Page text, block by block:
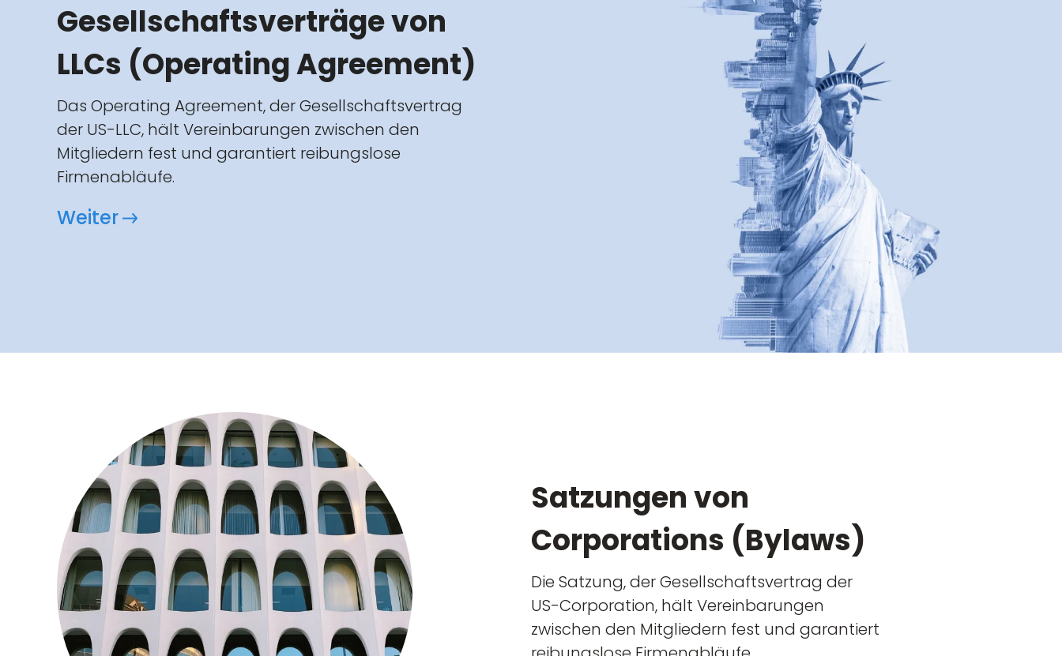
Gesellschaftsverträge von
LLCs (Operating Agreement)
Das Operating Agreement, der Gesellschaftsvertrag
der US-LLC, hält Vereinbarungen zwischen den
Mitgliedern fest und garantiert reibungslose
Firmenabläufe.
Weiter
Satzungen von
Corporations (Bylaws)
Die Satzung, der Gesellschaftsvertrag der
US-Corporation, hält Vereinbarungen
zwischen den Mitgliedern fest und garantiert